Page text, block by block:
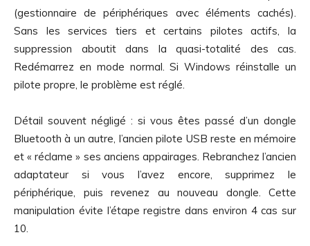
(gestionnaire de périphériques avec éléments cachés).
Sans les services tiers et certains pilotes actifs, la
suppression aboutit dans la quasi-totalité des cas.
Redémarrez en mode normal. Si Windows réinstalle un
pilote propre, le problème est réglé.
Détail souvent négligé : si vous êtes passé d’un dongle
Bluetooth à un autre, l’ancien pilote USB reste en mémoire
et « réclame » ses anciens appairages. Rebranchez l’ancien
adaptateur si vous l’avez encore, supprimez le
périphérique, puis revenez au nouveau dongle. Cette
manipulation évite l’étape registre dans environ 4 cas sur
10.